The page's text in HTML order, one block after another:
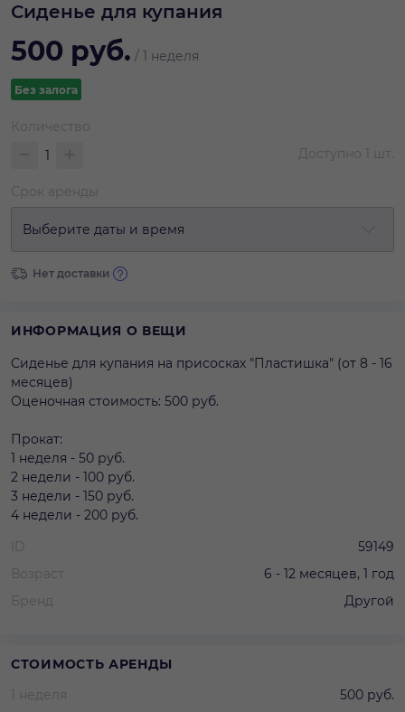
Сиденье для купания
500 руб. / 1 неделя
Без залога
Количество
Доступно 1 шт.
Срок аренды
Выберите даты и время
Нет доставки
ИНФОРМАЦИЯ О ВЕЩИ
Сиденье для купания на присосках "Пластишка" (от 8 - 16
месяцев)
Оценочная стоимость: 500 руб.
Прокат:
1 неделя - 50 руб.
2 недели - 100 руб.
3 недели - 150 руб.
4 недели - 200 руб.
ID
59149
Возраст
6 - 12 месяцев, 1 год
Бренд
Другой
СТОИМОСТЬ АРЕНДЫ
1 неделя
500 руб.